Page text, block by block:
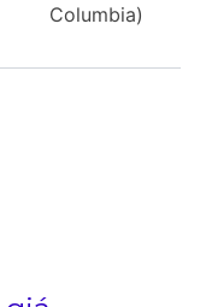
Columbia)